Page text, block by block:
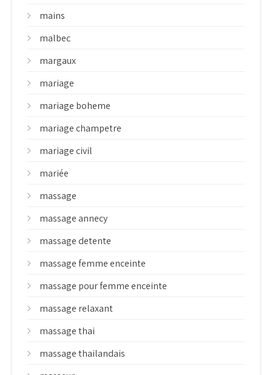
mains
malbec
margaux
mariage
mariage boheme
mariage champetre
mariage civil
mariée
massage
massage annecy
massage detente
massage femme enceinte
massage pour femme enceinte
massage relaxant
massage thai
massage thailandais